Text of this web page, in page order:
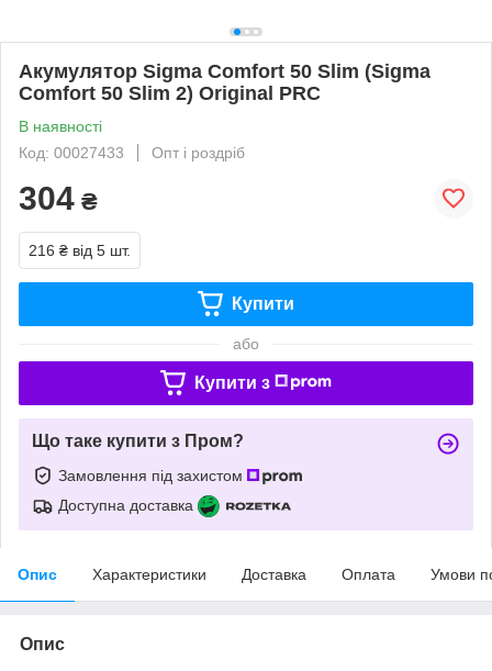
Акумулятор Sigma Comfort 50 Slim (Sigma
Comfort 50 Slim 2) Original PRC
В наявності
Код: 00027433
Опт і роздріб
304 ₴
216 ₴ від 5 шт.
Купити
або
Купити з
Що таке купити з Пром?
Замовлення під захистом
Доступна доставка
Опис Характеристики Доставка Оплата Умови
Опис